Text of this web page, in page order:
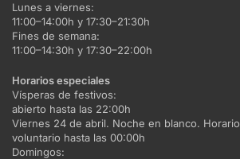
Lunes a viernes:
11:00–14:00h y 17:30–21:30h
Fines de semana:
11:00–14:30h y 17:30–22:00h
Horarios especiales
Vísperas de festivos:
abierto hasta las 22:00h
Viernes 24 de abril. Noche en blanco. Horario
voluntario hasta las 00:00h
Domingos: